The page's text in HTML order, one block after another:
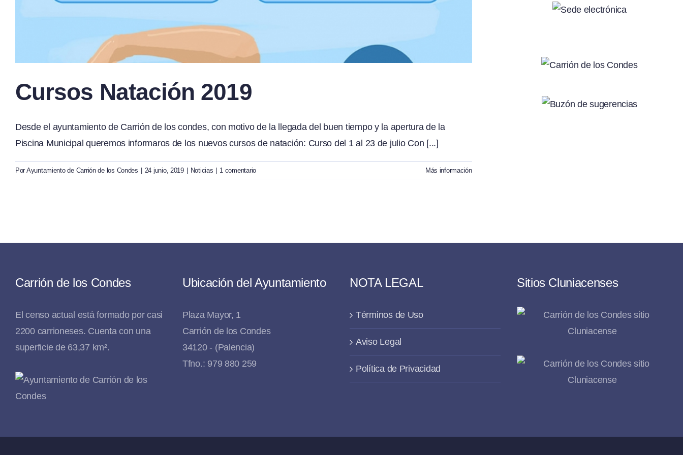
Cursos Natación 2019
Desde el ayuntamiento de Carrión de los condes, con motivo de la llegada del buen tiempo y la apertura de la
Piscina Municipal queremos informaros de los nuevos cursos de natación: Curso del 1 al 23 de julio Con [...]
Por Ayuntamiento de Carrión de los Condes 24 junio, 2019 Noticias 1 comentario Más información
Carrión de los Condes
El censo actual está formado por casi
2200 carrioneses. Cuenta con una
superficie de 63,37 km².
Ubicación del Ayuntamiento
Plaza Mayor, 1
Carrión de los Condes
34120 - (Palencia)
Tfno.: 979 880 259
NOTA LEGAL
Términos de Uso
Aviso Legal
Política de Privacidad
Sitios Cluniacenses